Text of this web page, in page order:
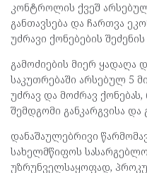
კონტროლის ქვეშ არსებულ
განთავსება და ჩართვა
უძრავი ქონებების
გამოძიების მიერ
საკუთრებაში არსებულ 5
უძრავ და მოძრავ
შემდგომი განკარგვისა
დანაშაულებრივი
სახელმწიფოს
უზრუნველსაყოფად,